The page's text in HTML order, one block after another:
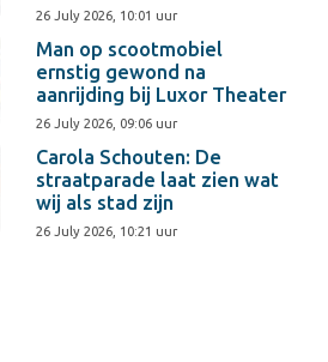
26 July 2026, 10:01 uur
Man op scootmobiel
ernstig gewond na
aanrijding bij Luxor Theater
26 July 2026, 09:06 uur
Carola Schouten: De
straatparade laat zien wat
wij als stad zijn
26 July 2026, 10:21 uur